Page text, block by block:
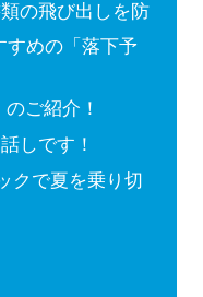
の飛び出しを防
すめの「落下予
ご紹介！
しです！
クで夏を乗り切